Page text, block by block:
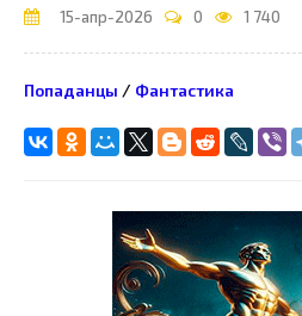
15-апр-2026 0 1 740
Попаданцы / Фантастика